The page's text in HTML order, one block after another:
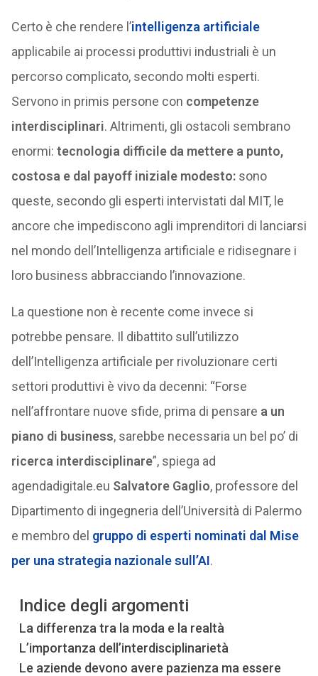
Certo è che rendere l’intelligenza artificiale
applicabile ai processi produttivi industriali è un
percorso complicato, secondo molti esperti.
Servono in primis persone con competenze
interdisciplinari. Altrimenti, gli ostacoli sembrano
enormi: tecnologia difficile da mettere a punto,
costosa e dal payoff iniziale modesto:sono
queste, secondo gli esperti intervistati dal MIT, le
ancore che impediscono agli imprenditori di lanciarsi
nel mondo dell’Intelligenza artificiale e ridisegnare i
loro business abbracciando l’innovazione.
La questione non è recente come invece si
potrebbe pensare. Il dibattito sull’utilizzo
dell’Intelligenza artificiale per rivoluzionare certi
settori produttivi è vivo da decenni: “Forse
nell’affrontare nuove sfide, prima di pensare a un
piano di business, sarebbe necessaria un bel po’ di
ricerca interdisciplinare”, spiega ad
agendadigitale.eu Salvatore Gaglio, professore del
Dipartimento di ingegneria dell’Università di Palermo
e membro del gruppo di esperti nominati dal Mise
per una strategia nazionale sull’AI.
Indice degli argomenti
La differenza tra la moda e la realtà
L’importanza dell’interdisciplinarietà
Le aziende devono avere pazienza ma essere